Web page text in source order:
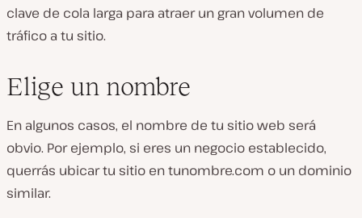
clave de cola larga para atraer un gran volumen de
tráfico a tu sitio.
Elige un nombre
En algunos casos, el nombre de tu sitio web será
obvio. Por ejemplo, si eres un negocio establecido,
querrás ubicar tu sitio en tunombre.com o un dominio
similar.